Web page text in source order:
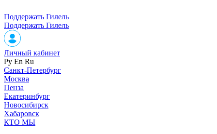
Поддержать Гилель
Поддержать Гилель
Личный кабинет
Ру En Ru
Санкт-Петербург
Москва
Пенза
Екатеринбург
Новосибирск
Хабаровск
КТО МЫ